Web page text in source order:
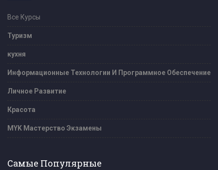
Все Курсы
Туризм
кухня
Информационные Технологии И Программное Обеспечение
Личное Развитие
Красота
MYK Мастерство Экзамены
Самые Популярные